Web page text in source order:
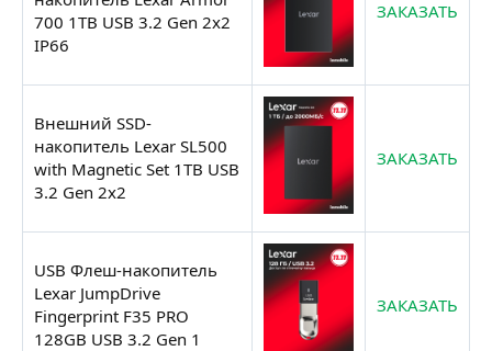
700 1TB USB 3.2 Gen 2x2
IP66
ЗАКАЗАТЬ
Внешний SSD-
накопитель Lexar SL500
with Magnetic Set 1TB USB
3.2 Gen 2x2
ЗАКАЗАТЬ
USB Флеш-накопитель
Lexar JumpDrive
Fingerprint F35 PRO
128GB USB 3.2 Gen 1
ЗАКАЗАТЬ